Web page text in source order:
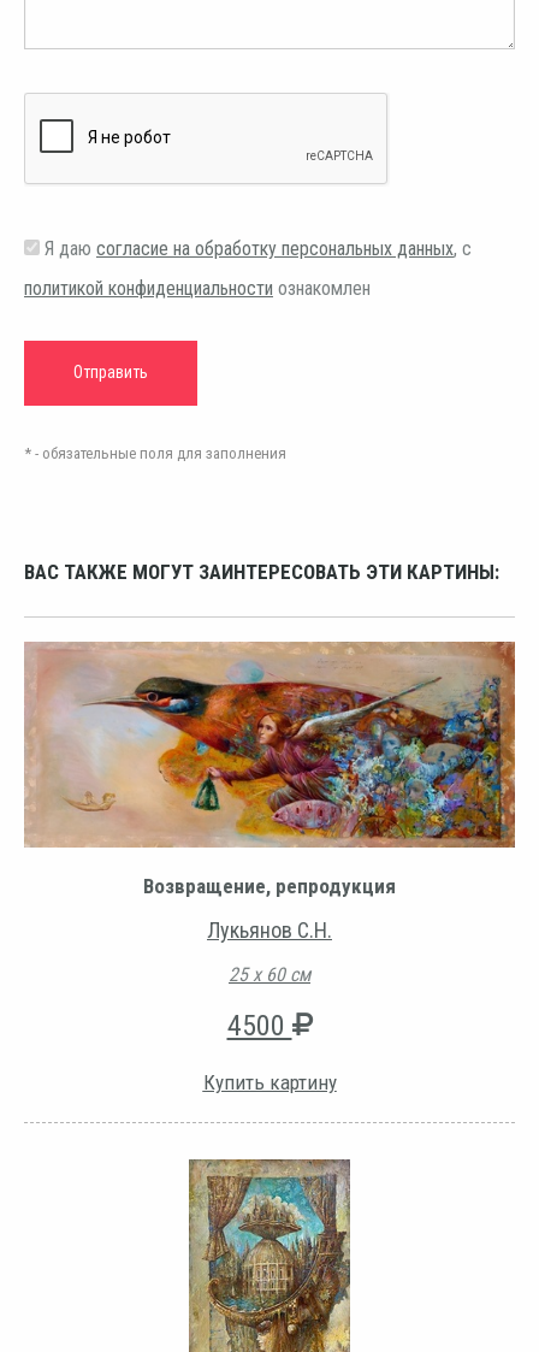
Я даю согласие на обработку персональных данных, с
политикой конфиденциальности ознакомлен
* - обязательные поля для заполнения
ВАС ТАКЖЕ МОГУТ ЗАИНТЕРЕСОВАТЬ ЭТИ КАРТИНЫ:
Возвращение, репродукция
Лукьянов С.Н.
25 х 60 см
4500
Купить картину